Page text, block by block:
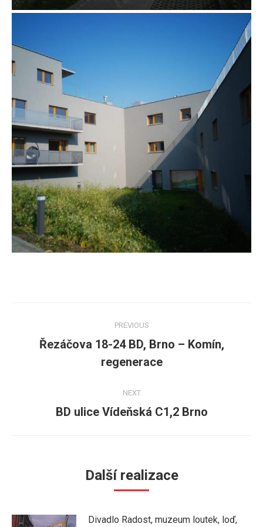
navigation
PREVIOUS
Previous
post:
Řezáčova 18-24 BD, Brno – Komín,
regenerace
NEXT
Next
BD ulice Vídeňská C1,2 Brno
Další realizace
Divadlo Radost, muzeum loutek, loď,